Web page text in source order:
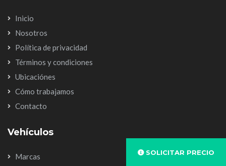
SOLICITAR PRECIO
Inicio
Nosotros
Política de privacidad
Términos y condiciones
Ubicaciónes
Cómo trabajamos
Contacto
Vehículos
Marcas